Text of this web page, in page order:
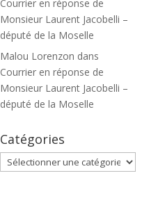
Courrier en réponse de
Monsieur Laurent Jacobelli –
député de la Moselle
Malou Lorenzon dans
Courrier en réponse de
Monsieur Laurent Jacobelli –
député de la Moselle
Catégories
Catégories